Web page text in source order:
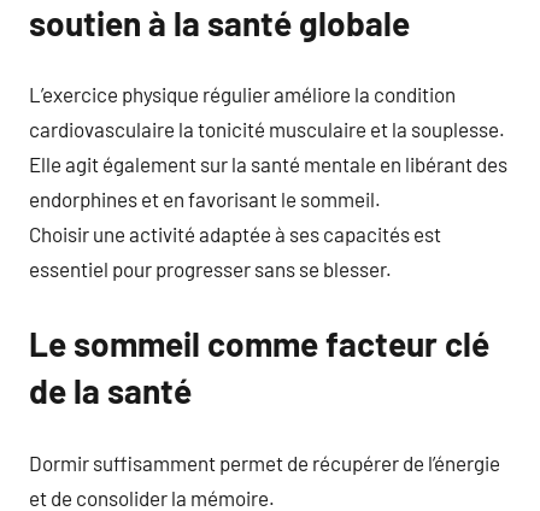
soutien à la santé globale
L’exercice physique régulier améliore la condition
cardiovasculaire la tonicité musculaire et la souplesse.
Elle agit également sur la santé mentale en libérant des
endorphines et en favorisant le sommeil.
Choisir une activité adaptée à ses capacités est
essentiel pour progresser sans se blesser.
Le sommeil comme facteur clé
de la santé
Dormir suffisamment permet de récupérer de l’énergie
et de consolider la mémoire.